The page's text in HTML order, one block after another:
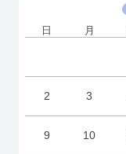
日 月
2 3
9 10